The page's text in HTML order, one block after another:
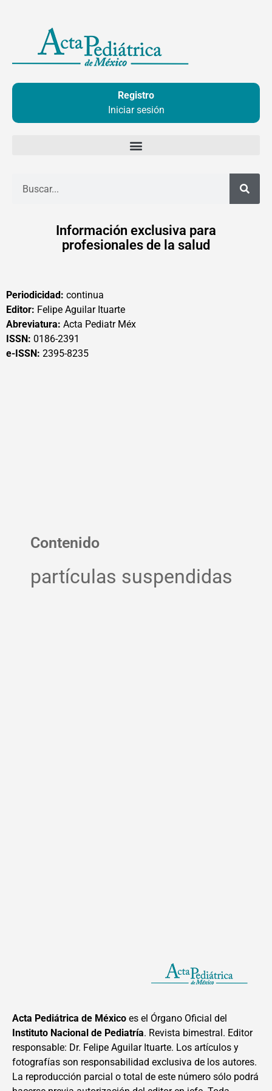
contenido
Registro
Iniciar sesión
Información exclusiva para
profesionales de la salud
Periodicidad: continua
Editor: Felipe Aguilar Ituarte
Abreviatura: Acta Pediatr Méx
ISSN: 0186-2391
e-ISSN: 2395-8235
Contenido
partículas suspendidas
Acta Pediátrica de México es el Órgano Oficial del
Instituto Nacional de Pediatría. Revista bimestral. Editor
responsable: Dr. Felipe Aguilar Ituarte. Los artículos y
fotografías son responsabilidad exclusiva de los autores.
La reproducción parcial o total de este número sólo podrá